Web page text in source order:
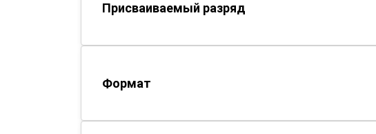
Присваиваемый разряд
Формат